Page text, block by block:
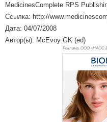
MedicinesComplete RPS
Ссылка: http://
Дата: 04/07/2008
Автор(ы): McEvoy GK (ed)
Реклама. ООО «НАОС